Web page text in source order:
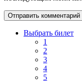
Выбрать билет
1
2
3
4
5